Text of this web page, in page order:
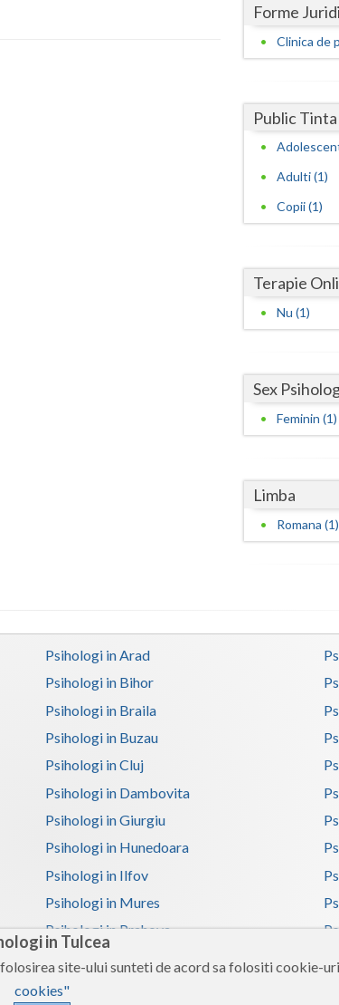
in Tulcea
site-ului sunteti de acord sa folositi cookie-
cookies"
Forme
Clinica de
Public Tinta
Adulti (1)
Copii (1)
Terapie
Nu (1)
Sex
Feminin (1)
Limba
Romana (1)
Psihologi in Arad
Psihologi in Bihor
Psihologi in Braila
Psihologi in Buzau
Psihologi in Cluj
Psihologi in Dambovita
Psihologi in Giurgiu
Psihologi in Hunedoara
Psihologi in Ilfov
Psihologi in Mures
Psihologi in Prahova
Psihologi in Timis